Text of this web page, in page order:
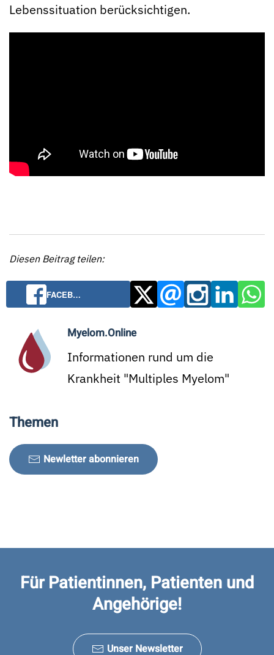
Lebenssituation berücksichtigen.
Diesen Beitrag teilen:
FACEB…
Myelom.Online
Informationen rund um die
Krankheit "Multiples Myelom"
Themen
Newletter abonnieren
Für Patientinnen, Patienten und
Angehörige!
Unser Newsletter